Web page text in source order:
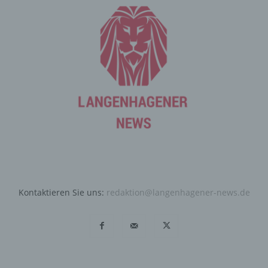
Kontaktieren Sie uns: redaktion@langenhagener-news.de
Angriffen auf unsere informationstechnologischen
Bei der Nutzung dieser allgemeinen Daten und
Informationen ziehen wird keine Rückschlüsse auf die
betroffene Person. Diese Informationen werden vielmehr
benötigt, um (1) die Inhalte unserer Internetseite korrekt
die Werbung für diese zu optimieren, (3) die dauerhafte
Funktionsfähigkeit unserer informationstechnologischen
Systeme und der Technik unserer Internetseite zu
durch uns daher einerseits statistisch und ferner mit dem
Datensicherheit in unserem Unternehmen zu erhöhen,